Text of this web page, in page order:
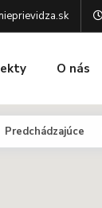
O nás
Predchádzajúce